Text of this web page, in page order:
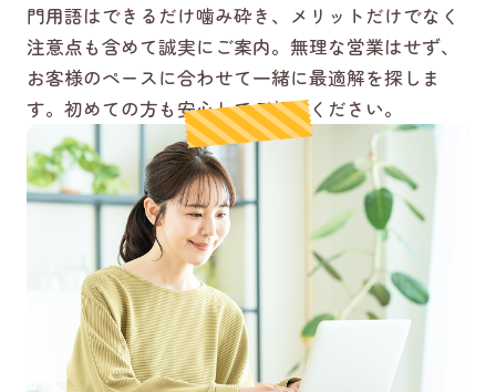
門用語はできるだけ噛み砕き、メリットだけでなく
注意点も含めて誠実にご案内。無理な営業はせず、
お客様のペースに合わせて一緒に最適解を探しま
す。初めての方も安心してご相談ください。